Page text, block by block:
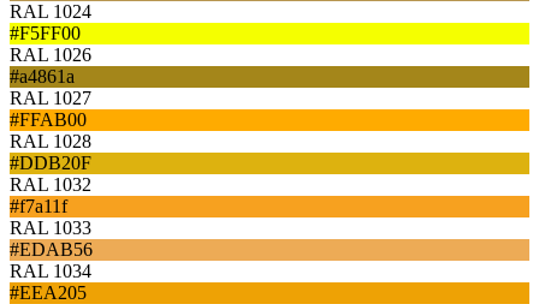
RAL 1024
#F5FF00
RAL 1026
#a4861a
RAL 1027
#FFAB00
RAL 1028
#DDB20F
RAL 1032
#f7a11f
RAL 1033
#EDAB56
RAL 1034
#EEA205